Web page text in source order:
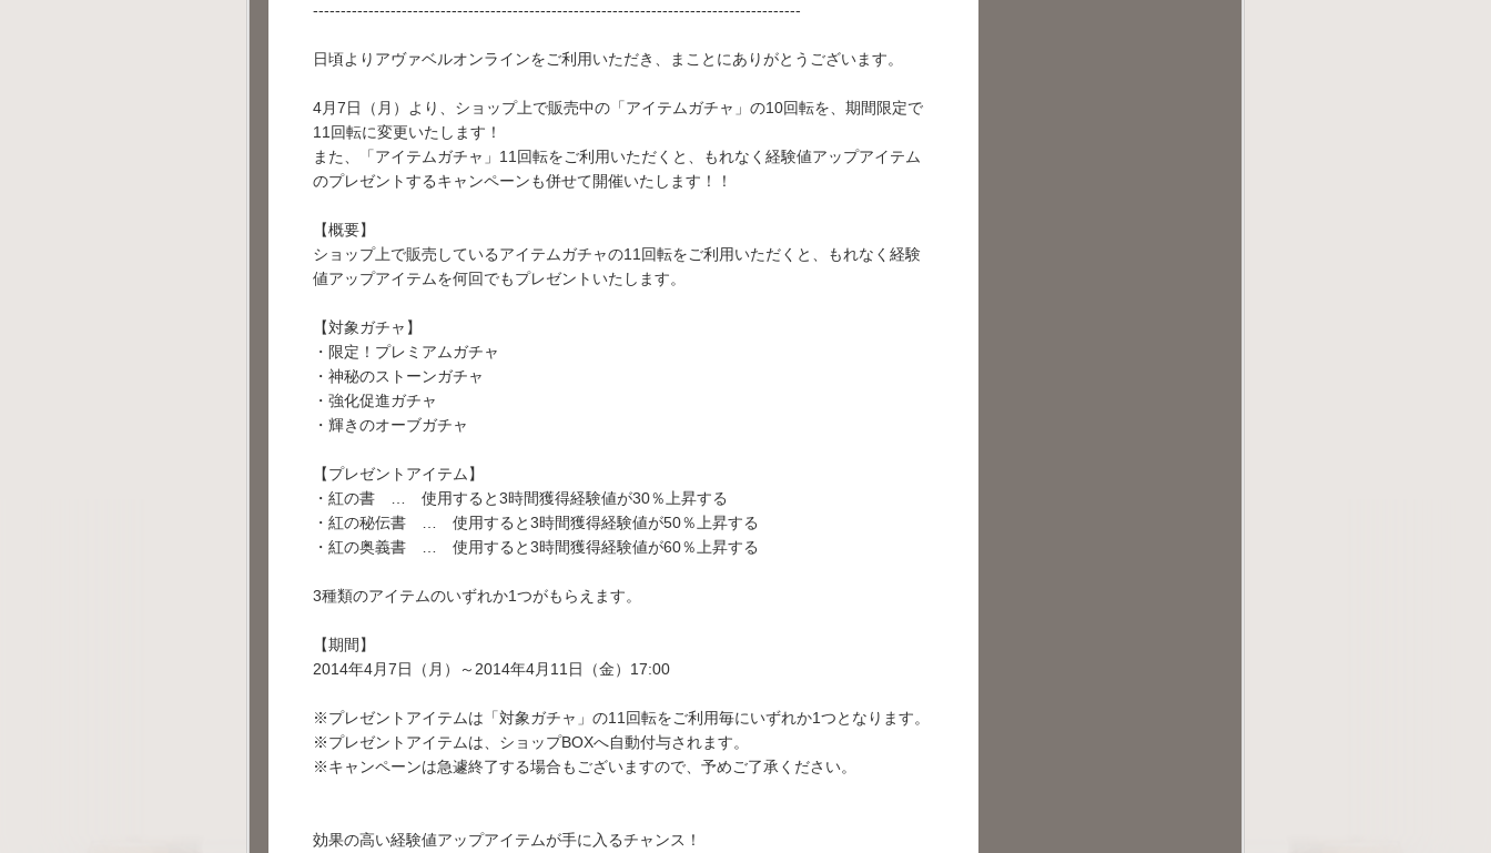
----------------------------------------------------------------------------------------
日頃よりアヴァベルオンラインをご利用いただき、まことにありがとうございます。
4月7日（月）より、ショップ上で販売中の「アイテムガチャ」の10回転を、期間限定で
11回転に変更いたします！
また、「アイテムガチャ」11回転をご利用いただくと、もれなく経験値アップアイテム
のプレゼントするキャンペーンも併せて開催いたします！！
【概要】
ショップ上で販売しているアイテムガチャの11回転をご利用いただくと、もれなく経験
値アップアイテムを何回でもプレゼントいたします。
【対象ガチャ】
・限定！プレミアムガチャ
・神秘のストーンガチャ
・強化促進ガチャ
・輝きのオーブガチャ
【プレゼントアイテム】
・紅の書 … 使用すると3時間獲得経験値が30％上昇する
・紅の秘伝書 … 使用すると3時間獲得経験値が50％上昇する
・紅の奥義書 … 使用すると3時間獲得経験値が60％上昇する
3種類のアイテムのいずれか1つがもらえます。
【期間】
2014年4月7日（月）～2014年4月11日（金）17:00
※プレゼントアイテムは「対象ガチャ」の11回転をご利用毎にいずれか1つとなります。
※プレゼントアイテムは、ショップBOXへ自動付与されます。
※キャンペーンは急遽終了する場合もございますので、予めご了承ください。
効果の高い経験値アップアイテムが手に入るチャンス！